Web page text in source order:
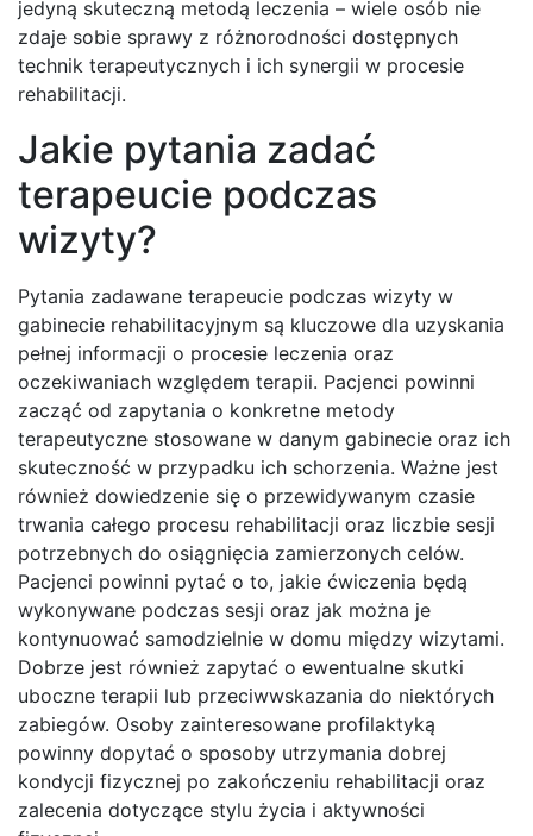
jedyną skuteczną metodą leczenia – wiele osób nie
zdaje sobie sprawy z różnorodności dostępnych
technik terapeutycznych i ich synergii w procesie
rehabilitacji.
Jakie pytania zadać
terapeucie podczas
wizyty?
Pytania zadawane terapeucie podczas wizyty w
gabinecie rehabilitacyjnym są kluczowe dla uzyskania
pełnej informacji o procesie leczenia oraz
oczekiwaniach względem terapii. Pacjenci powinni
zacząć od zapytania o konkretne metody
terapeutyczne stosowane w danym gabinecie oraz ich
skuteczność w przypadku ich schorzenia. Ważne jest
również dowiedzenie się o przewidywanym czasie
trwania całego procesu rehabilitacji oraz liczbie sesji
potrzebnych do osiągnięcia zamierzonych celów.
Pacjenci powinni pytać o to, jakie ćwiczenia będą
wykonywane podczas sesji oraz jak można je
kontynuować samodzielnie w domu między wizytami.
Dobrze jest również zapytać o ewentualne skutki
uboczne terapii lub przeciwwskazania do niektórych
zabiegów. Osoby zainteresowane profilaktyką
powinny dopytać o sposoby utrzymania dobrej
kondycji fizycznej po zakończeniu rehabilitacji oraz
zalecenia dotyczące stylu życia i aktywności